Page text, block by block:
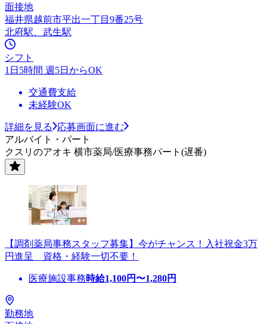
面接地
福井県越前市平出一丁目9番25号
北府駅、武生駅
シフト
1日5時間 週5日からOK
交通費支給
未経験OK
詳細を見る
応募画面に進む
アルバイト・パート
クスリのアオキ 横市薬局/医療事務パート(遅番)
【調剤薬局事務スタッフ募集】今がチャンス！入社祝金3万
円進呈 資格・経験一切不要！
医療施設事務時給1,100円〜1,280円
勤務地